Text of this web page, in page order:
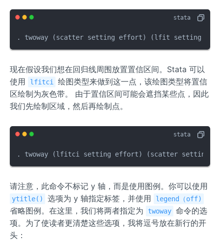
. twoway (scatter setting effort) (lfit setting
现在假设我们想在回归线周围放置置信区间。Stata 可以
使用
lfitci 绘图类型来做到这一点，该绘图类型将置信
区绘制为灰色带。 由于置信区间可能会遮挡某些点，因此
我们先绘制区域，然后再绘制点。
. twoway (lfitci setting effort) (scatter setting
请注意，此命令不标记 y 轴，而是使用图例。你可以使用
ytitle() 选项为 y 轴指定标签，并使用 legend（off)
省略图例。在这里，我们将两者指定为 twoway 命令的选
项。为了使读者更清楚这些选项，我将逗号放在新行的开
头：